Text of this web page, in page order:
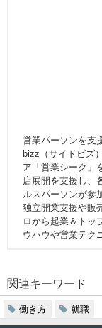
営業パーソンを支
bizz（サイドビズ
ア「営業シーク」
店展開を支援し、
ルスパーソンが参
独立開業支援や販
ロから起業＆トッ
ウハウや営業テク
関連キーワード
働き方 就職